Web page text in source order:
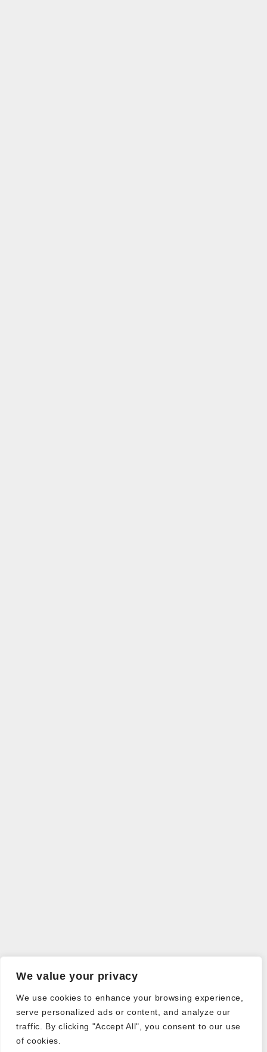
We value your privacy
We use cookies to enhance your browsing experience,
serve personalized ads or content, and analyze our
traffic. By clicking "Accept All", you consent to our use
of cookies.